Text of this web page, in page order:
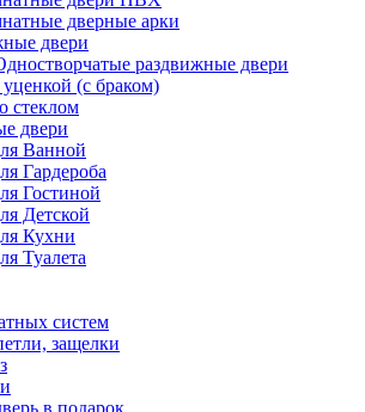
дверные арки
двери
раздвижные двери
(с браком)
стеклом
двери
Ванной
Гардероба
Гостиной
Детской
Кухни
Туалета
систем
защелки
в подарок